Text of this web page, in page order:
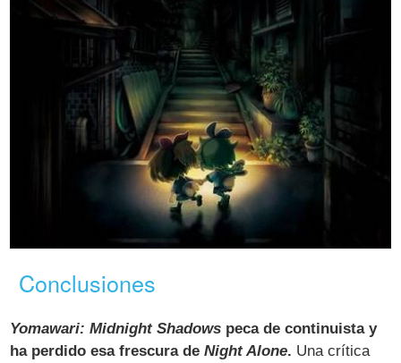
Conclusiones
Yomawari: Midnight Shadows peca de continuista y
ha perdido esa frescura deNight Alone. Una crítica